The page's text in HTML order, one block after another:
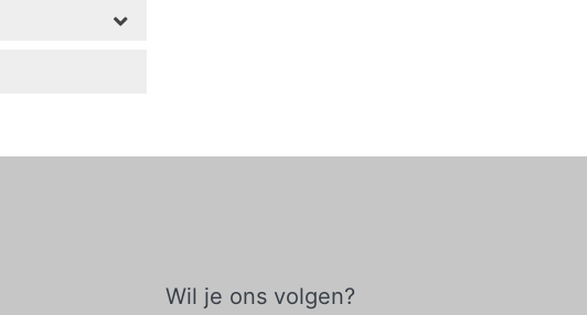
Wil je ons volgen?